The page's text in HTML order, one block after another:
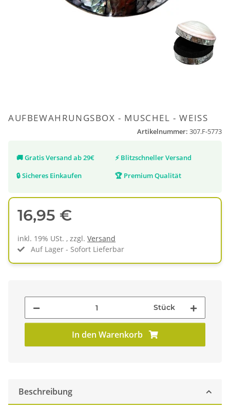
AUFBEWAHRUNGSBOX - MUSCHEL - WEISS
Artikelnummer: 307.F-5773
🚚Gratis Versand ab 29€ ⚡ Blitzschneller Versand
🔒Sicheres Einkaufen 🏆 Premium Qualität
16,95 €
inkl. 19% USt. , zzgl. Versand
Auf Lager - Sofort Lieferbar
Stück
In den Warenkorb
Beschreibung